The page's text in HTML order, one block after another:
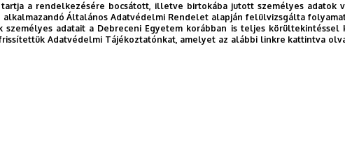
a rendelkezésére bocsátott, illetve birtokába jutott személyes adatok
alkalmazandó Általános Adatvédelmi Rendelet alapján felülvizsgálta
személyes adatait a Debreceni Egyetem korábban is teljes
frissítettük Adatvédelmi Tájékoztatónkat, amelyet az alábbi linkre kattintva